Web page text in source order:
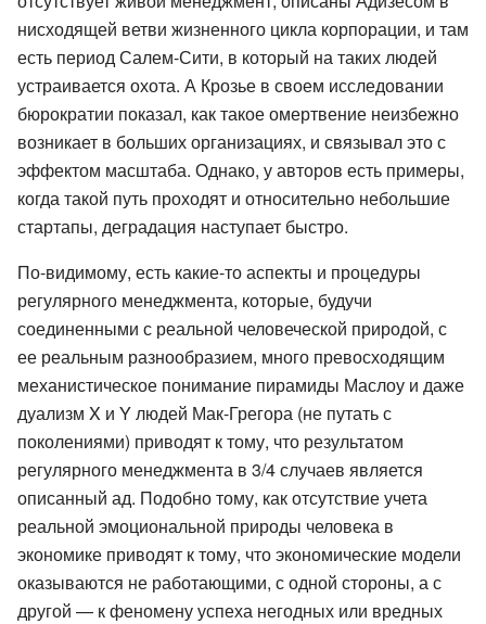
нисходящей ветви жизненного цикла корпорации, и там
есть период Салем-Сити, в который на таких людей
устраивается охота. А Крозье в своем исследовании
бюрократии показал, как такое омертвение неизбежно
возникает в больших организациях, и связывал это с
эффектом масштаба. Однако, у авторов есть примеры,
когда такой путь проходят и относительно небольшие
стартапы, деградация наступает быстро.
По-видимому, есть какие-то аспекты и процедуры
регулярного менеджмента, которые, будучи
соединенными с реальной человеческой природой, с
ее реальным разнообразием, много превосходящим
механистическое понимание пирамиды Маслоу и даже
дуализм X и Y людей Мак-Грегора (не путать с
поколениями) приводят к тому, что результатом
регулярного менеджмента в 3/4 случаев является
описанный ад. Подобно тому, как отсутствие учета
реальной эмоциональной природы человека в
экономике приводят к тому, что экономические модели
оказываются не работающими, с одной стороны, а с
другой — к феномену успеха негодных или вредных